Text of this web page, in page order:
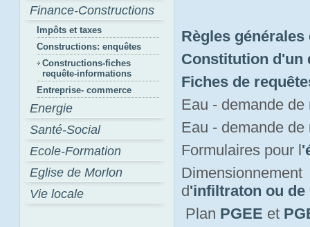
Finance-Constructions
Impôts et taxes
Constructions: enquêtes
Constructions-fiches
requête-informations
Entreprise- commerce
Energie
Santé-Social
Ecole-Formation
Eglise de Morlon
Vie locale
Règles
Constitution d'un
Fiches de
Eau - demande de
Eau - demande
Formulaires pour l
d'infiltraton ou de
Plan PGEE et